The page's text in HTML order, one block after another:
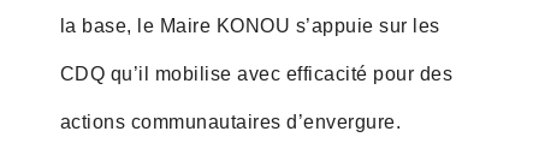
la base, le Maire KONOU s’appuie sur les
CDQ qu’il mobilise avec efficacité pour des
actions communautaires d’envergure.